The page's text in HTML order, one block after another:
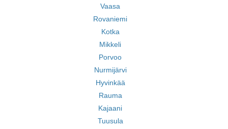
Vaasa
Rovaniemi
Kotka
Mikkeli
Porvoo
Nurmijärvi
Hyvinkää
Rauma
Kajaani
Tuusula